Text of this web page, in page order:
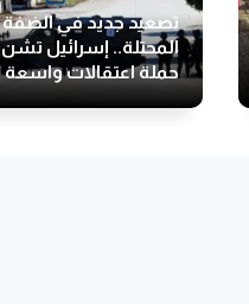
تصعيد جديد في الضفة
المحتلة.. إسرائيل تشن
حملة اعتقالات واسعة